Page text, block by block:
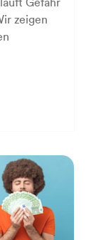
zeigen